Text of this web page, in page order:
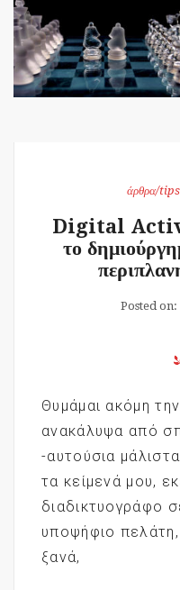
άρθρα/tips
Digital
το
Posted on:
Θυμάμαι ακόμη
ανακάλυψα από
-αυτούσια
τα κείμενά μου,
διαδικτυογράφο
υποψήφιο
ξανά,